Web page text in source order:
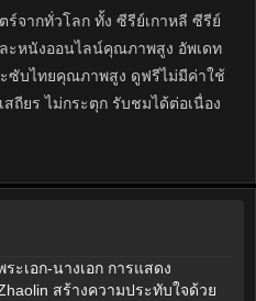
จากทั่วโลก ทั้ง ซีรีย์เกาหลี ซีรีย์
ะหนังออนไลน์คุณภาพสูง อัพเดท
ซับไทยคุณภาพสูง ดูฟรีไม่มีค่าใช้
ถียร ไม่กระตุก รับชมได้ต่อเนื่อง
ะเอก-นางเอก การแสดง
สร้างความประทับใจด้วย